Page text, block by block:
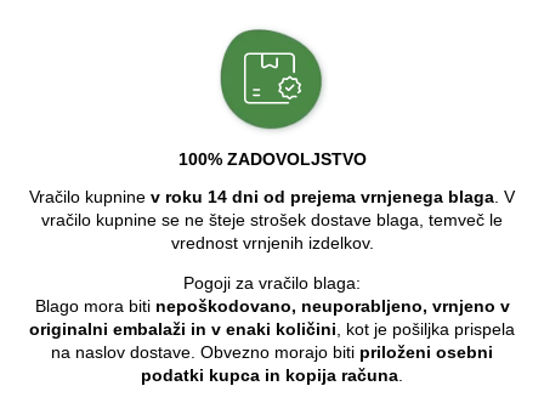
100% ZADOVOLJSTVO
Vračilo kupnine v roku 14 dni od prejema vrnjenega blaga . V
vračilo kupnine se ne šteje strošek dostave blaga, temveč le
vrednost vrnjenih izdelkov.
Pogoji za vračilo blaga:
Blago mora biti nepoškodovano, neuporabljeno, vrnjeno v
originalni embalaži in v enaki količini , kot je pošiljka prispela
na naslov dostave. Obvezno morajo biti priloženi osebni
podatki kupca in kopija računa